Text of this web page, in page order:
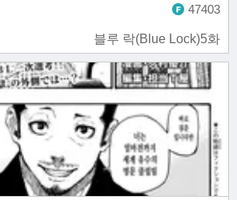
블루 락(Blue Lock)5화
47403